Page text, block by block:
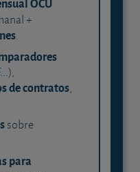
+
.
de contratos,
sobre
para